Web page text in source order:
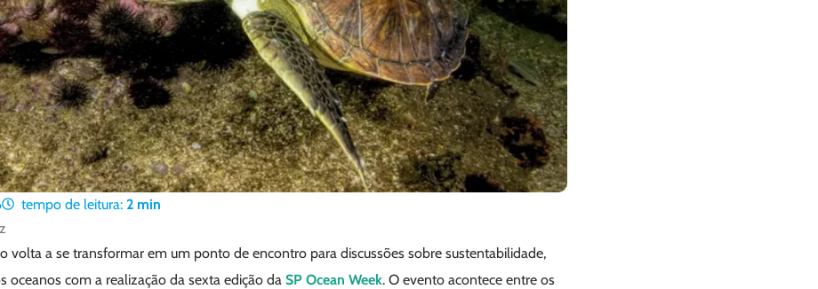
tempo de leitura: 2 min
volta a se transformar em um ponto de encontro para discussões sobre sustentabilidade,
oceanos com a realização da sexta edição da SP Ocean Week. O evento acontece entre os